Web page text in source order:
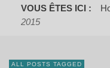
VOUS ÊTES ICI :
2015
ALL POSTS TAGGED